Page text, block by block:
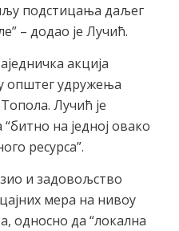
подстицања даљег
– додао је Лучић.
акција
општег удружења
Лучић је
на једној овако
ресурса”.
и задовољство
мера на нивоу
односно да “локална